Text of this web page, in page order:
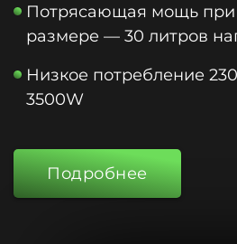
Потрясающая мощь при
размере — 30 литров
Низкое потребление
3500W
Подробнее